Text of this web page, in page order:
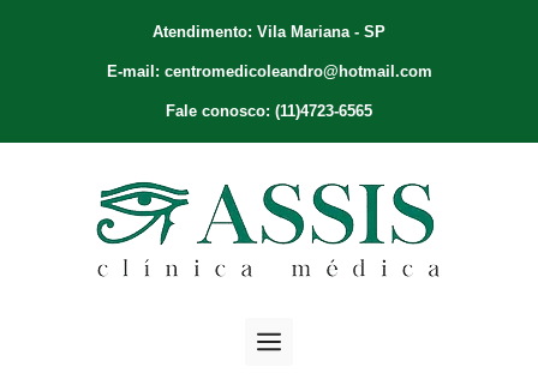
Atendimento: Vila Mariana - SP
E-mail: centromedicoleandro@hotmail.com
Fale conosco: (11)4723-6565